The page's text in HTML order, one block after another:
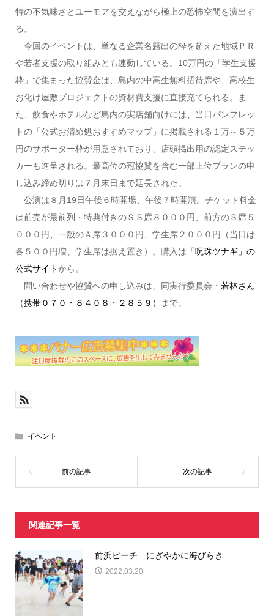
特の不気味さとユーモアを交えながら極上の恐怖空間を演出す
る。
今回のイベントは、単なる企業名露出の枠を超えた地域ＰＲ
や若者支援の取り組みとも連動している。10万円の「学生支援
枠」で集まった協賛金は、島内の中高生無料招待席や、高校生
お化け屋敷プロジェクトの資材費支援に直接充てられる。ま
た、飲食やホテルなど島内の実店舗向けには、当日パンフレッ
トの「公式お清め処おすすめマップ」に掲載される１万～５万
円のサポーター枠が用意されており、店頭掲出用の認定ステッ
カーも進呈される。最高位の冠協賛を含む一部上位プランの申
し込み締め切りは７月末日まで延長された。
公演は８月19日午後６時開場、午後７時開演。チケット料金
は前売が最前列・特典付きのＳＳ席８０００円、前方のＳ席５
０００円、一般のＡ席３０００円、学生席２０００円（当日は
各５００円増、学生席は据え置き）。購入は「 呪珠ツナギ」の
公式サイトから。
問い合わせや協賛への申し込みは、同実行委員会・ 若林さん
（携帯０７０・８４０８・２８５９）
まで。
イベント
関連記事一覧
前浜ビーチ にぎやかに海びらき
2022.03.20